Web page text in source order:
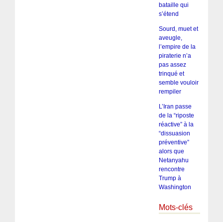
bataille qui
s’étend
Sourd, muet et
aveugle,
l’empire de la
piraterie n’a
pas assez
trinqué et
semble vouloir
rempiler
L’Iran passe
de la “riposte
réactive” à la
“dissuasion
préventive”
alors que
Netanyahu
rencontre
Trump à
Washington
Mots-clés